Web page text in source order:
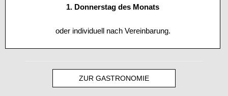
1. Donnerstag des Monats
oder individuell nach Vereinbarung.
ZUR GASTRONOMIE